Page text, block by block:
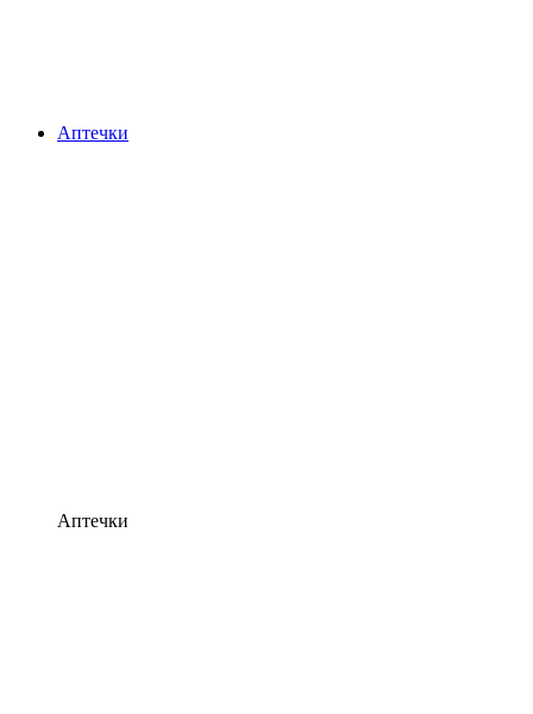
Аптечки
Аптечки